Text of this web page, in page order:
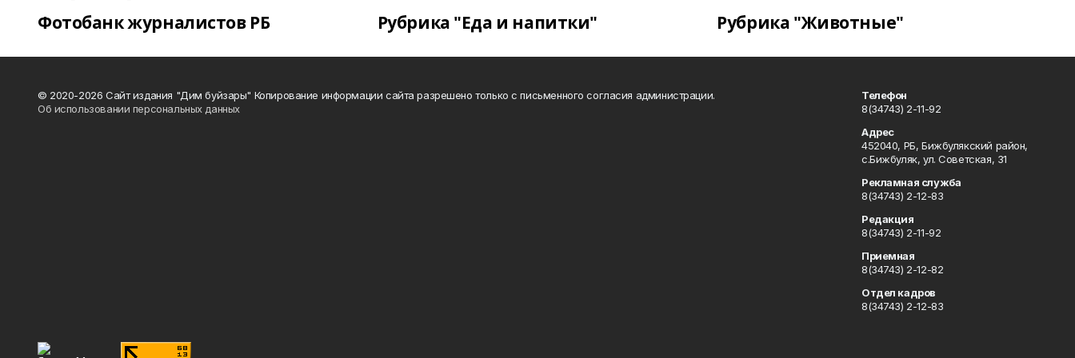
Фотобанк журналистов РБ Рубрика "Еда и напитки" Рубрика "Животные"
© 2020-2026 Сайт издания "Дим буйзары" Копирование информации сайта разрешено только с письменного согласия администрации.
Об использовании персональных данных
Телефон
8(34743) 2-11-92
Адрес
452040, РБ, Бижбулякский район,
с.Бижбуляк, ул. Советская, 31
Рекламная служба
8(34743) 2-12-83
Редакция
8(34743) 2-11-92
Приемная
8(34743) 2-12-82
Отдел кадров
8(34743) 2-12-83